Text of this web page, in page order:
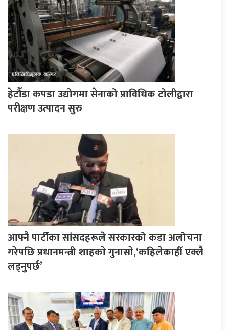
हेटौँडा कपडा उद्योगमा सेनाको प्राविधिक टोलीद्वारा
परीक्षण उत्पादन सुरु
आफ्नै पार्टीका सांसदहरूले सरकारको कडा अलोचना
गरेपछि प्रधानमन्त्री शाहकाे गुनासाे,‘कहिलेकाहीँ एक्लै
लड्नुपर्छ’